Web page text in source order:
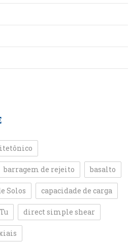
barragem de rejeito basalto
Solos capacidade de carga
direct simple shear